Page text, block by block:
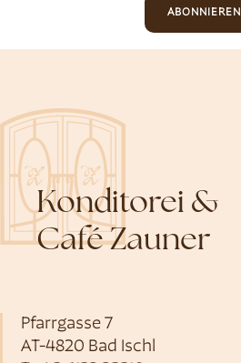
ABONNIEREN
Konditorei &
Café Zauner
Pfarrgasse 7
AT-4820 Bad Ischl